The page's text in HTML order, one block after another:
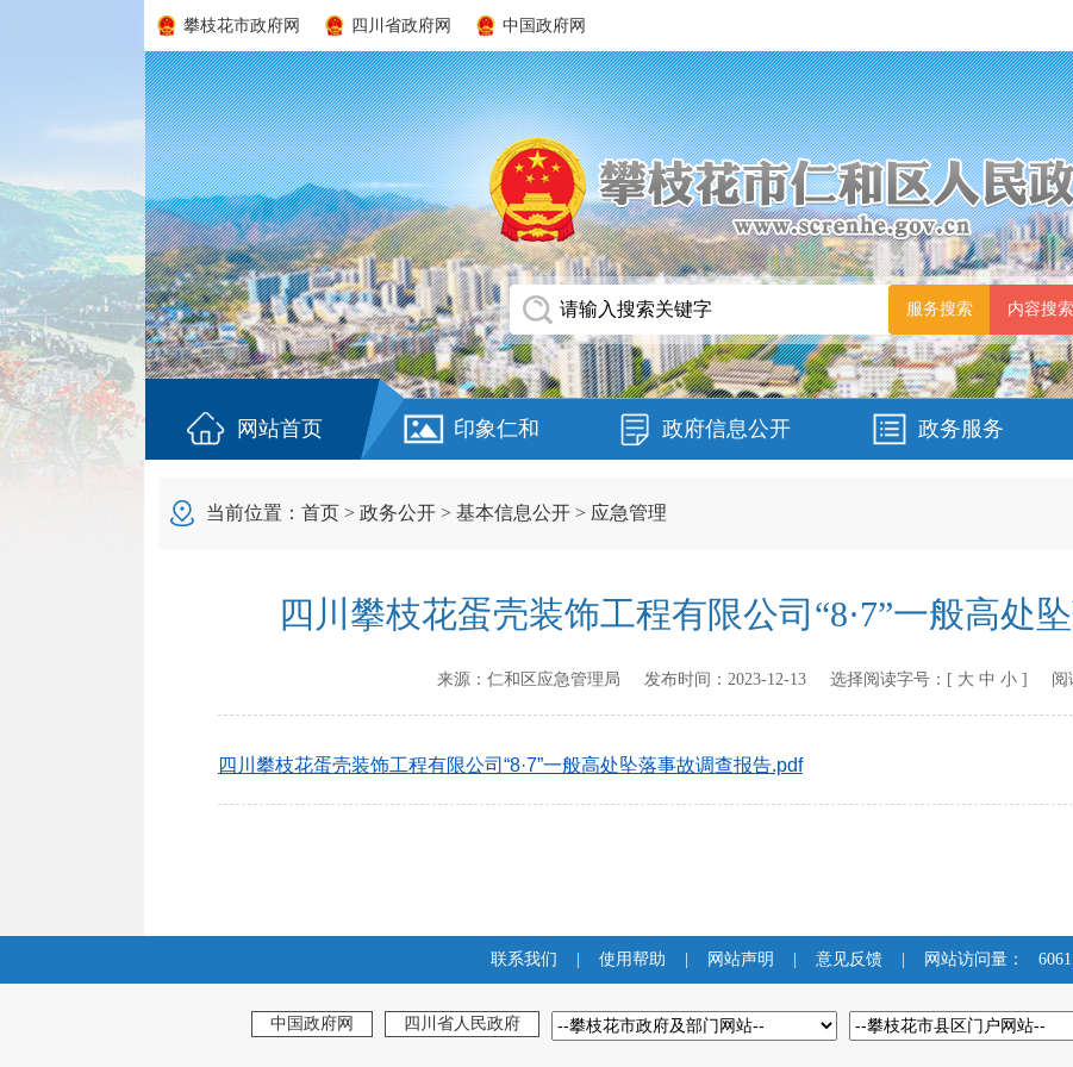
攀枝花市政府网 四川省政府网 中国政府网
网站首页 印象仁和 政府信息公开 政务服务
当前位置： 首页 > 政务公开 > 基本信息公开 > 应急管理
四川攀枝花蛋壳装饰工程有限公司“8·7”一般高处
来源： 仁和区应急管理局 发布时间： 2023-12-13选择阅读字号：[ 大 中 小] 阅读
四川攀枝花蛋壳装饰工程有限公司“8·7”一般高处坠落事故调查报告.pdf
联系我们 使用帮助 网站声明 意见反馈 网站访问量：
中国政府网 四川省人民政府